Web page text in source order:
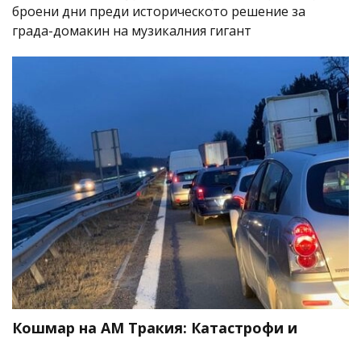
броени дни преди историческото решение за
града-домакин на музикалния гигант
Кошмар на АМ Тракия: Катастрофи и